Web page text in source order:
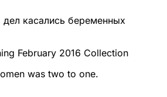
касались беременных
February 2016 Collection
was two to one.